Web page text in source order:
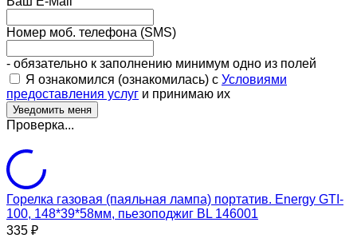
Номер моб. телефона (SMS)
- обязательно к заполнению минимум одно из полей
Я ознакомился (ознакомилась) с Условиями
предоставления услуг и принимаю их
Проверка...
Горелка газовая (паяльная лампа) портатив. Energy GTI-
100, 148*39*58мм, пьезоподжиг BL 146001
335 ₽